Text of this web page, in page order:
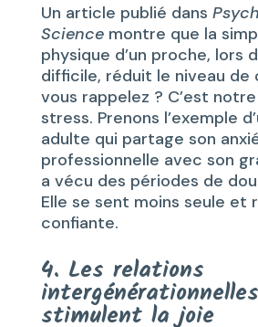
Un article publié dans
Sciencemontre que la
physique d’un proche, lors
difficile, réduit le niveau de
vous rappelez ? C’est
stress. Prenons l’exemple
adulte qui partage son
professionnelle avec son
a vécu des périodes de
Elle se sent moins seule et
confiante.
4. Les relations
intergénérationnelles
stimulent la joie